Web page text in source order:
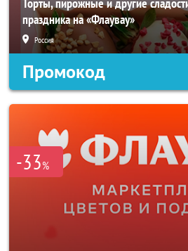
праздника на «Флаувау»
Россия
Промокод
-33%